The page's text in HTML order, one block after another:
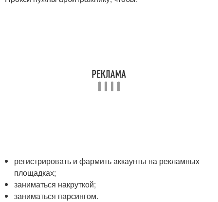
регистрировать и фармить аккаунты на рекламных
площадках;
заниматься накруткой;
заниматься парсингом.